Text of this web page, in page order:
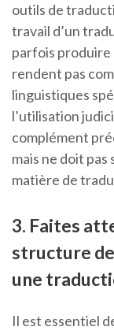
outils de
travail d’un
parfois
rendent pas
linguistiques
l’utilisation
complément
mais ne doit pas
matière de
3. Faites
structure
une
Il est essentiel